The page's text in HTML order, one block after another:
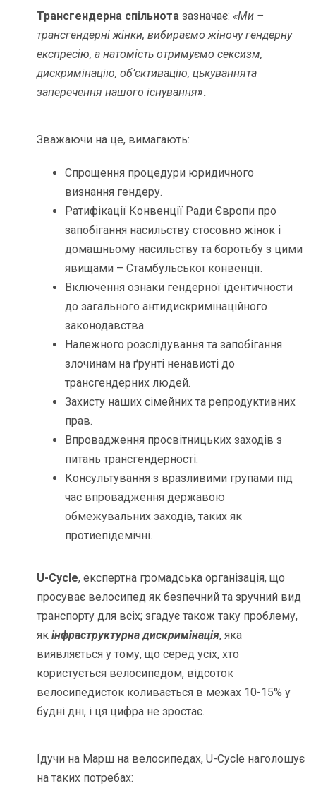
Трансгендерна спільнота зазначає: «Ми –
трансгендерні жінки, вибираємо жіночу гендерну
експресію, а натомістьотримуємо сексизм,
дискримінацію, об’єктивацію, цькуваннята
заперечення нашого існування».
Зважаючи на це, вимагають:
Спрощення процедури юридичного
визнання гендеру.
Ратифікації Конвенції Ради Європи про
запобігання насильству стосовно жінок і
домашньому насильству та боротьбу з цими
явищами – Стамбульської конвенції.
Включення ознаки гендерної ідентичности
до загального антидискримінаційного
законодавства.
Належного розслідування та запобігання
злочинам на ґрунті ненависті до
трансгендерних людей.
Захисту наших сімейних та репродуктивних
прав.
Впровадження просвітницьких заходів з
питань трансгендерності.
Консультування з вразливими групами під
час впровадження державою
обмежувальних заходів, таких як
протиепідемічні.
U-Cycle, експертна громадська організація, що
просуває велосипед як безпечний та зручний вид
транспорту для всіх; згадує також таку проблему,
якінфраструктурна дискримінація, яка
виявляється у тому, що серед усіх, хто
користується велосипедом, відсоток
велосипедисток коливається в межах 10-15% у
будні дні, і ця цифра не зростає.
Їдучи на Марш на велосипедах, U-Cycle наголошує
на таких потребах: